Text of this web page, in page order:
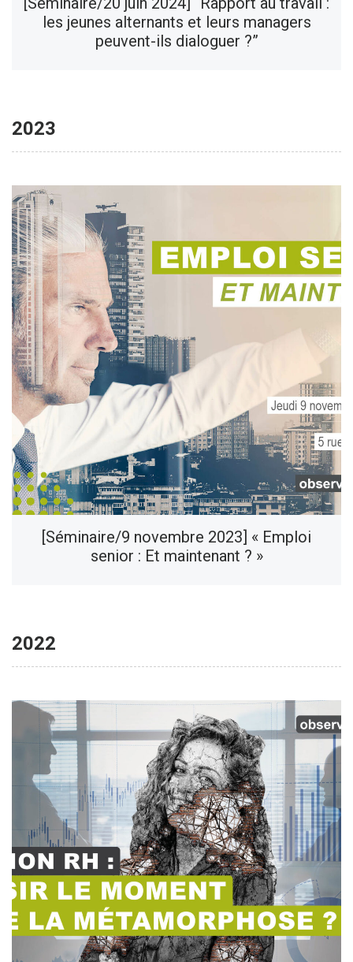
les jeunes alternants et leurs managers
peuvent-ils dialoguer ?”
2023
[Séminaire/9 novembre 2023] « Emploi
senior : Et maintenant ? »
2022